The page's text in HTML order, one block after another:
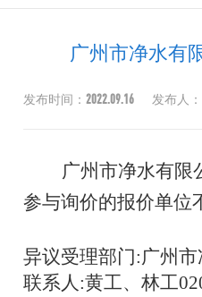
广州市净水有
发布时间：2022.09.16 发布人
广州市净水有限
参与询价的报价单位
异议受理部门:广州
联系人:黄工、林工